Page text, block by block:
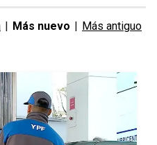
| Más nuevo | Más antiguo